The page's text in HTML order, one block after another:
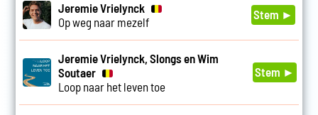
Jeremie Vrielynck
Op weg naar mezelf
Stem ►
Jeremie Vrielynck, Slongs en Wim
Soutaer
Loop naar het leven toe
Stem ►